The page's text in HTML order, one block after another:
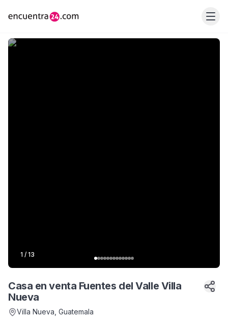
1 / 13
Casa en venta Fuentes del Valle Villa
Nueva
Villa Nueva , Guatemala